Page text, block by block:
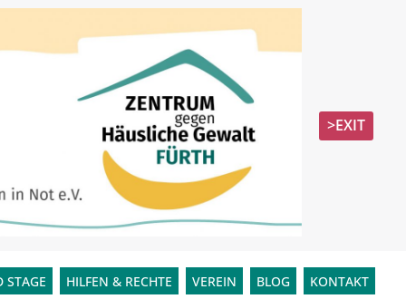
>EXIT
STAGE HILFEN & RECHTE VEREIN BLOG KONTAKT